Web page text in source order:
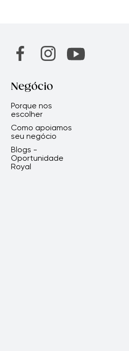
Negócio
Porque nos
escolher
Como apoiamos
seu negócio
Blogs -
Oportunidade
Royal